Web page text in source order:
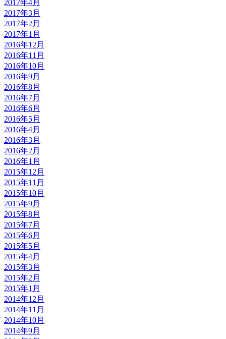
2017年4月
2017年3月
2017年2月
2017年1月
2016年12月
2016年11月
2016年10月
2016年9月
2016年8月
2016年7月
2016年6月
2016年5月
2016年4月
2016年3月
2016年2月
2016年1月
2015年12月
2015年11月
2015年10月
2015年9月
2015年8月
2015年7月
2015年6月
2015年5月
2015年4月
2015年3月
2015年2月
2015年1月
2014年12月
2014年11月
2014年10月
2014年9月